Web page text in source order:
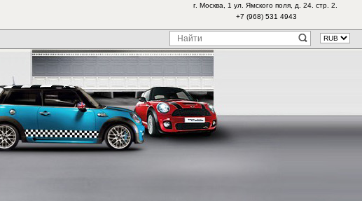
г. Москва, 1 ул. Ямского поля, д. 24. стр. 2.
+7 (968) 531 4943